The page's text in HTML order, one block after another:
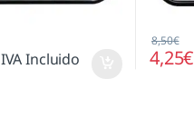
IVA Incluido 4,25€
8,50€